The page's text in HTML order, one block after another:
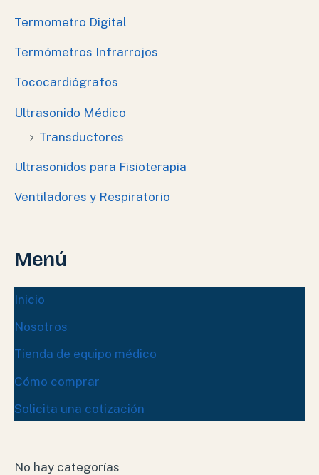
Termometro Digital
Termómetros Infrarrojos
Tococardiógrafos
Ultrasonido Médico
Transductores
Ultrasonidos para Fisioterapia
Ventiladores y Respiratorio
Menú
Inicio
Nosotros
Tienda de equipo médico
Cómo comprar
Solicita una cotización
No hay categorías